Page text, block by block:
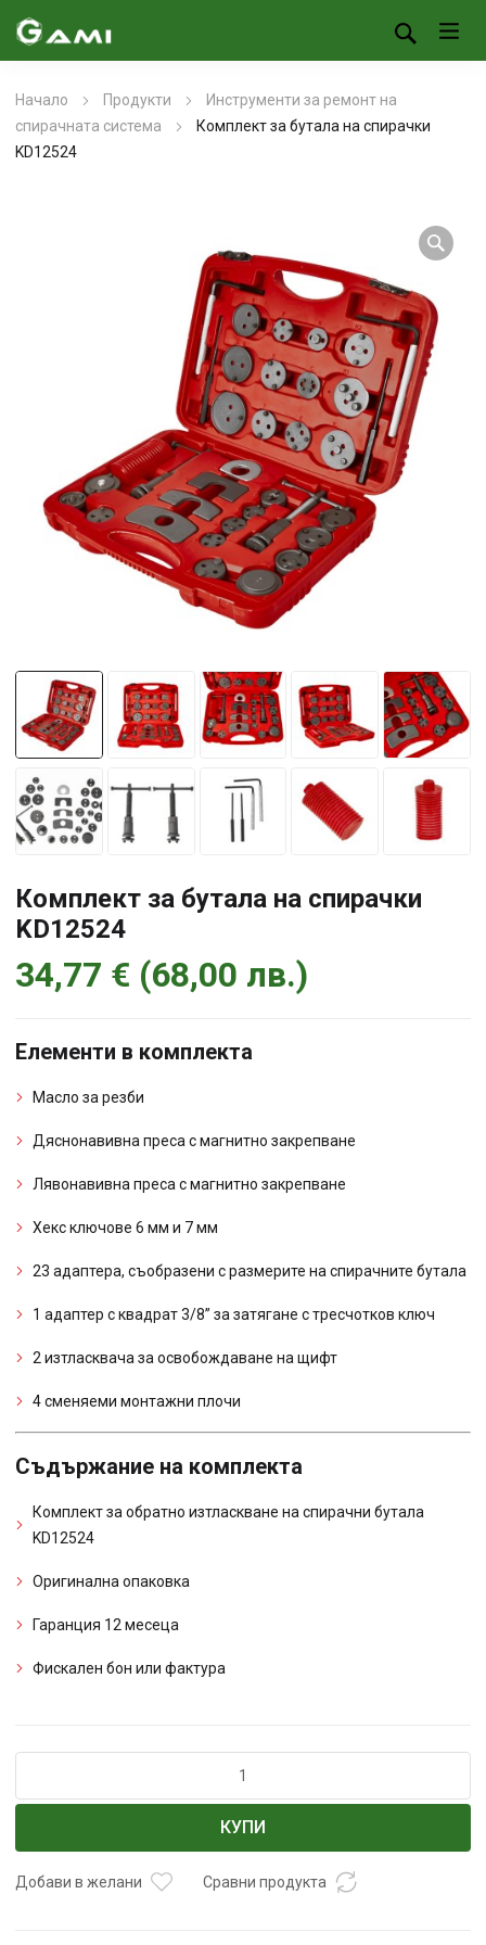
Начало Продукти
Инструменти за ремонт на
спирачната система
Комплект за бутала на спирачки
KD12524
Комплект за бутала на спирачки
KD12524
34,77 € (68,00 лв.)
Елементи в комплекта
Масло за резби
Дяснонавивна преса с магнитно закрепване
Лявонавивна преса с магнитно закрепване
Хекс ключове 6 мм и 7 мм
23 адаптера, съобразени с размерите на спирачните бутала
1 адаптер с квадрат 3/8” за затягане с тресчотков ключ
2 изтласквача за освобождаване на щифт
4 сменяеми монтажни плочи
Съдържание на комплекта
Комплект за обратно изтласкване на спирачни бутала
KD12524
Оригинална опаковка
Гаранция 12 месеца
Фискален бон или фактура
Комплект
бутала
на
КУПИ
Добави в желани Сравни продукта